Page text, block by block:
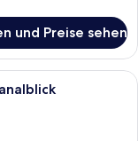
und Preise sehen
mit grauem Sofa,